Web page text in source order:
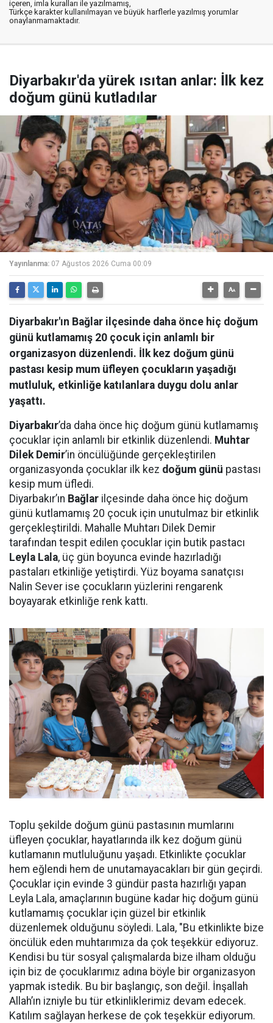
içeren, imla kuralları ile yazılmamış,
Türkçe karakter kullanılmayan ve büyük harflerle yazılmış yorumlar
onaylanmamaktadır.
Diyarbakır'da yürek ısıtan anlar: İlk kez
doğum günü kutladılar
Yayınlanma: 07 Ağustos 2026 Cuma 00:09
Diyarbakır'ın Bağlar ilçesinde daha önce hiç doğum
günü kutlamamış 20 çocuk için anlamlı bir
organizasyon düzenlendi. İlk kez doğum günü
pastası kesip mum üfleyen çocukların yaşadığı
mutluluk, etkinliğe katılanlara duygu dolu anlar
yaşattı.
Diyarbakır’da daha önce hiç doğum günü kutlamamış
çocuklar için anlamlı bir etkinlik düzenlendi. Muhtar
Dilek Demir’in öncülüğünde gerçekleştirilen
organizasyonda çocuklar ilk kez doğum günü pastası
kesip mum üfledi.
Diyarbakır’ın Bağlar ilçesinde daha önce hiç doğum
günü kutlamamış 20 çocuk için unutulmaz bir etkinlik
gerçekleştirildi. Mahalle Muhtarı Dilek Demir
tarafından tespit edilen çocuklar için butik pastacı
Leyla Lala, üç gün boyunca evinde hazırladığı
pastaları etkinliğe yetiştirdi. Yüz boyama sanatçısı
Nalin Sever ise çocukların yüzlerini rengarenk
boyayarak etkinliğe renk kattı.
Toplu şekilde doğum günü pastasının mumlarını
üfleyen çocuklar, hayatlarında ilk kez doğum günü
kutlamanın mutluluğunu yaşadı. Etkinlikte çocuklar
hem eğlendi hem de unutamayacakları bir gün geçirdi.
Çocuklar için evinde 3 gündür pasta hazırlığı yapan
Leyla Lala, amaçlarının bugüne kadar hiç doğum günü
kutlamamış çocuklar için güzel bir etkinlik
düzenlemek olduğunu söyledi. Lala, "Bu etkinlikte bize
öncülük eden muhtarımıza da çok teşekkür ediyoruz.
Kendisi bu tür sosyal çalışmalarda bize ilham olduğu
için biz de çocuklarımız adına böyle bir organizasyon
yapmak istedik. Bu bir başlangıç, son değil. İnşallah
Allah’ın izniyle bu tür etkinliklerimiz devam edecek.
Katılım sağlayan herkese de çok teşekkür ediyorum.